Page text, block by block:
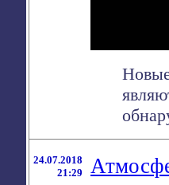
24.07.2018
21:29